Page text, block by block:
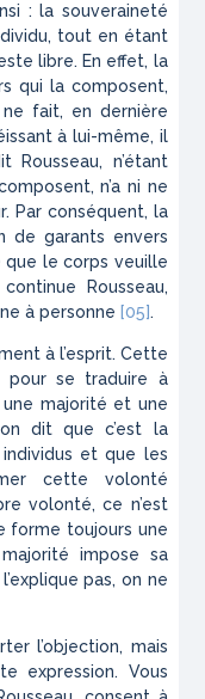
: la souveraineté
tout en étant
libre. En effet, la
qui la composent,
ne fait, en dernière
à lui-même, il
n’étant
n’a ni ne
Par conséquent, la
de garants envers
que le corps veuille
Rousseau,
à personne [05].
à l’esprit. Cette
pour se traduire à
une majorité et une
dit que c’est la
et que les
cette volonté
volonté, ce n’est
forme toujours une
impose sa
pas, on ne
l’objection, mais
expression. Vous